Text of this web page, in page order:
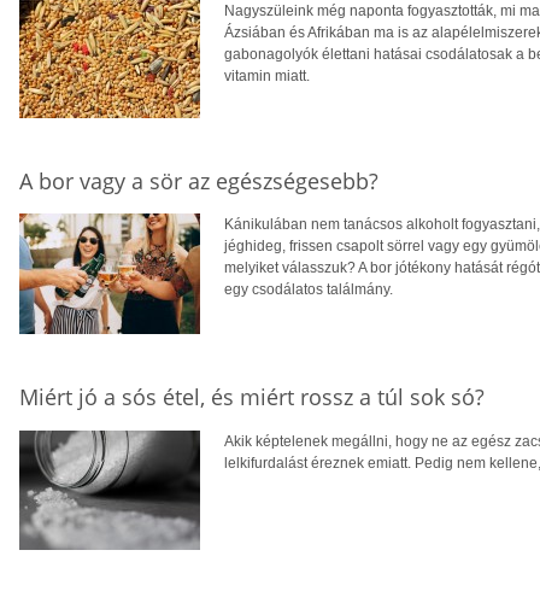
Nagyszüleink még naponta fogyasztották, mi
Ázsiában és Afrikában ma is az
gabonagolyók élettani hatásai csodálatosak a
vitamin miatt.
A bor vagy a sör az egészségesebb?
Kánikulában nem tanácsos alkoholt
jéghideg, frissen csapolt sörrel vagy egy
melyiket válasszuk? A bor jótékony hatását
egy csodálatos találmány.
Miért jó a sós étel, és miért rossz a túl sok só?
Akik képtelenek megállni, hogy ne az egész
lelkifurdalást éreznek emiatt. Pedig nem